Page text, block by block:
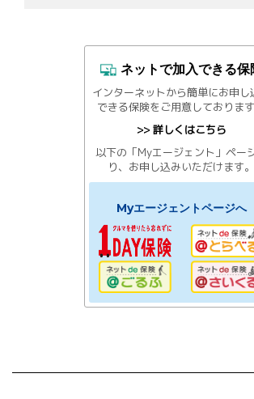
ネットで加入できる保
インターネットから簡単にお申し
できる保険をご用意しております
>> 詳しくはこちら
以下の「Myエージェント」ペー
り、お申し込みいただけます。
Myエージェントページへ